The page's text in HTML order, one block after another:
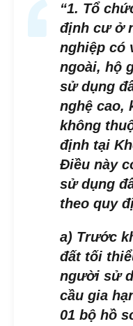
“1. Tổ
định cư ở
nghiệp có
ngoài, hộ
sử dụng
nghệ cao,
không
định tại
Điều này
sử dụng
theo quy
a) Trước
đất tối
người sử
cầu gia
01 bộ hồ